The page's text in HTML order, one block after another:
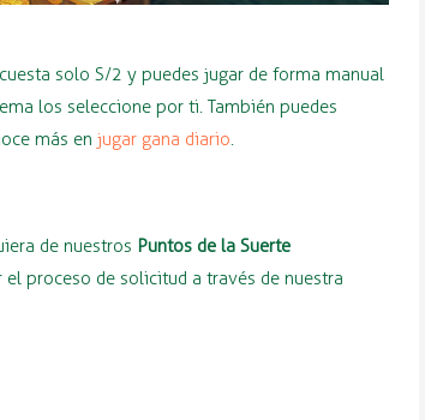
solo S/2 y puedes jugar de forma manual
los seleccione por ti. También puedes
más en jugar gana diario.
de nuestros Puntos de la Suerte
proceso de solicitud a través de nuestra